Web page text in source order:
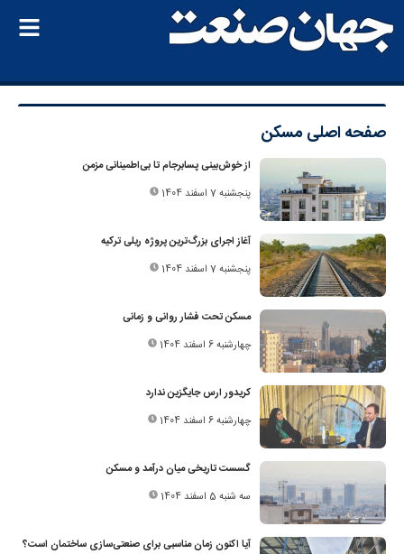
صفحه اصلی مسکن
از خوش‌بینی پسابرجام تا بی‌اطمینانی مزمن
پنجشنبه 7 اسفند 1404
آغاز اجرای بزرگ‌ترین پروژه ریلی ترکیه
پنجشنبه 7 اسفند 1404
مسکن تحت فشار روانی و زمانی
چهارشنبه 6 اسفند 1404
کریدور ارس جایگزین ندارد
چهارشنبه 6 اسفند 1404
گسست تاریخی میان درآمد و مسکن
سه شنبه 5 اسفند 1404
آیا اکنون زمان مناسبی برای صنعتی‌سازی ساختمان است؟